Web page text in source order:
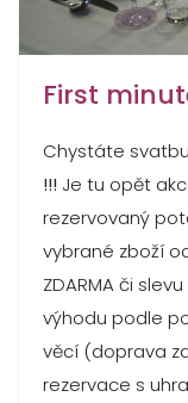
First
Chystáte
!!! Je tu opět
rezervovaný
vybrané zboží
ZDARMA či
výhodu podle
věcí (doprava
rezervace s